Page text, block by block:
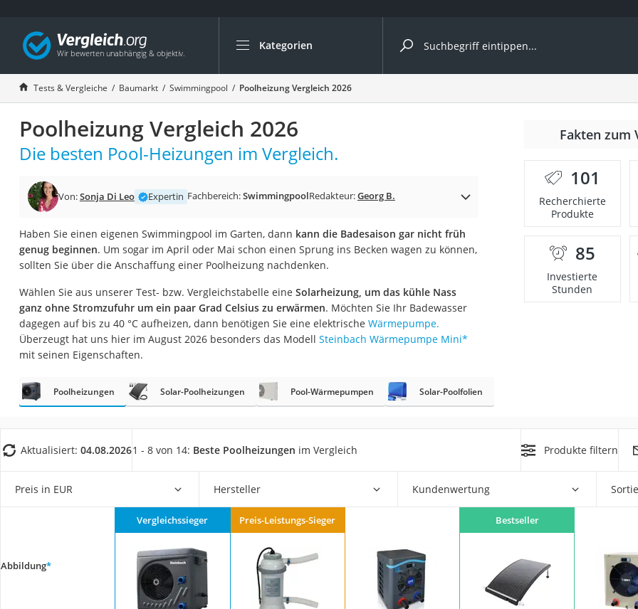
Kategorien
Die beliebtesten Vergleiche nach Kategorie
Baumarkt
Tresor feuerfest
Makita-Akku-Rasenmäher
Kappsäge
Smartes Türschloss
Akku-Rasentrimmer
Split-Klimaanlage 2 Innengeräte
Pelletofen
Tiefbrunnenpumpe
Fliesenschneider
Überwachungskamera
Akku-Laubsauger
Multimeter
Winterharte Palmen
Gasdurchlauferhitzer
Tests & Vergleiche Baumarkt Swimmingpool Poolheizung Vergleich 2026
Poolheizung Vergleich 2026
Die besten Pool-Heizungen im Vergleich.
Von:Sonja Di Leo Expertin Fachbereich:SwimmingpoolRedakteur:Georg B.
Haben Sie einen eigenen Swimmingpool im Garten, dann kann die Badesaison gar nicht früh
genug beginnen. Um sogar im April oder Mai schon einen Sprung ins Becken wagen zu können,
sollten Sie über die Anschaffung einer Poolheizung nachdenken.
Wählen Sie aus unserer Test- bzw. Vergleichstabelle eine Solarheizung, um das kühle Nass
ganz ohne Stromzufuhr um ein paar Grad Celsius zu erwärmen. Möchten Sie Ihr Badewasser
dagegen auf bis zu 40 °C aufheizen, dann benötigen Sie eine elektrische Wärmepumpe.
Überzeugt hat uns hier im August 2026 besonders das Modell Steinbach Wärmepumpe Mini*
mit seinen Eigenschaften.
Fakten zum
101
Recherchierte
Produkte
85
Investierte
Stunden
Poolheizungen Solar-Poolheizungen Pool-Wärmepumpen Solar-Poolfolien
Aktualisiert: 04.08.20261 - 8 von 14: Beste Poolheizungen im Vergleich Produkte filtern
Preis in EUR Hersteller Kundenwertung
Abbildung*
Vergleichssieger Preis-Leistungs-Sieger Bestseller